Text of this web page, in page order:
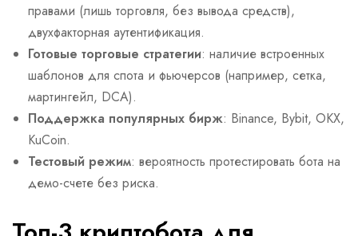
правами (лишь торговля, без вывода средств),
двухфакторная аутентификация.
Готовые торговые стратегии: наличие встроенных
шаблонов для спота и фьючерсов (например, сетка,
мартингейл, DCA).
Поддержка популярных бирж: Binance, Bybit, OKX,
KuCoin.
Тестовый режим: вероятность протестировать бота на
демо-счете без риска.